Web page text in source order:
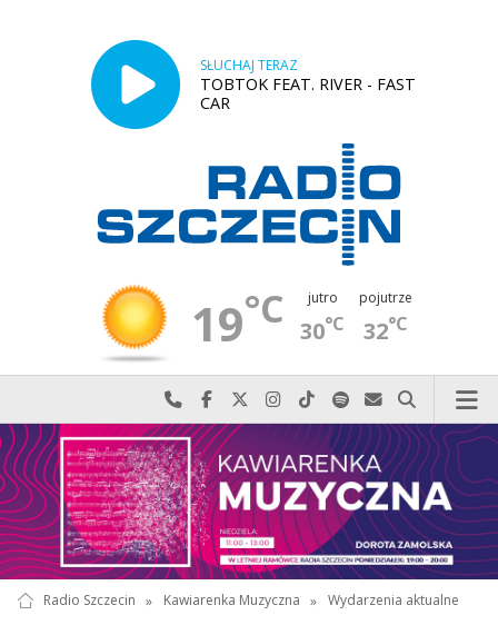
SŁUCHAJ TERAZ
TOBTOK FEAT. RIVER - FAST
CAR
19°C jutro
30°C
pojutrze
32°C
Najlepiej po prostu do nas zadzwoń
Odwiedź nas na Facebook-u
Odwiedź nas na X
Odwiedź nas na Instagram-ie
Odwiedź nas na TikTok-u
Szukaj nas na Spotify
Wyślij do nas
Szukaj
Radio Szczecin » Kawiarenka Muzyczna » Wydarzenia aktualne